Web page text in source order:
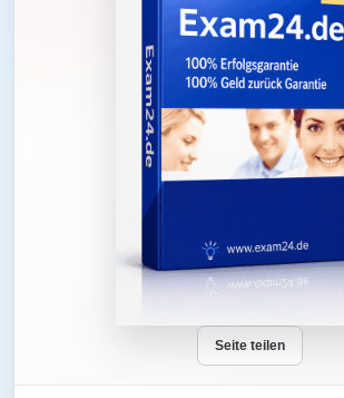
Seite teilen